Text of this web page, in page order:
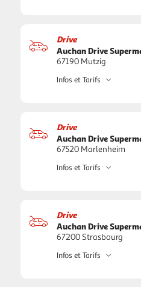
Drive
Auchan Drive
67190 Mutzig
Infos et Tarifs
Drive
Auchan Drive
67520 Marlenheim
Infos et Tarifs
Drive
Auchan Drive
67200 Strasbourg
Infos et Tarifs